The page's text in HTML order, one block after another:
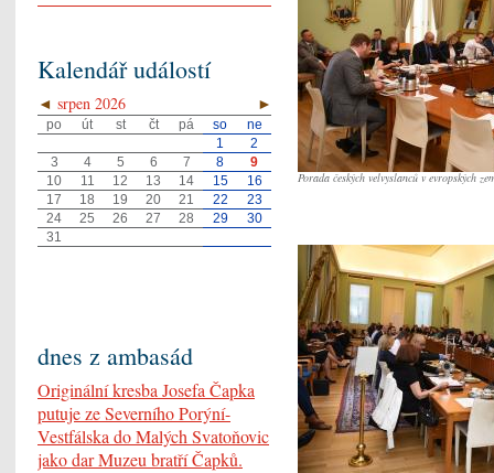
Porada českých velvyslanců v evropských
Kalendář událostí
◄ ►
srpen 2026
po út st čt pá so
ne
1
2
3
4 5 6 7 8
9
10
11 12 13 14 15
16
17
18 19 20 21 22
23
24
25 26 27 28 29
30
31
dnes z ambasád
Originální kresba Josefa Čapka
putuje ze Severního Porýní-
Vestfálska do Malých Svatoňovic
jako dar Muzeu bratří Čapků.